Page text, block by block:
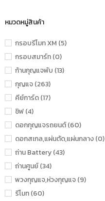
หมวดหมู่สินค้า
กรอบรีโมท XM (5)
กรอบสมาร์ท (0)
ก้านกุญแจพับ (13)
กุญแจ (263)
คีย์การ์ด (17)
ชิฟ (4)
ดอกกุญแจรถยนต์ (60)
ดอกสเกล,แผ่นตัด,แผ่นกลาง (0)
ถ่าน Battery (43)
ถ่านศูนย์ (34)
พวงกุญแจ,ห่วงกุญแจ (9)
รีโมท (60)